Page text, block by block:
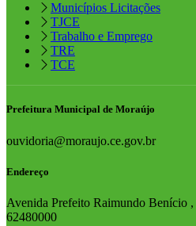
Municípios Licitações
TJCE
Trabalho e Emprego
TRE
TCE
Prefeitura Municipal de Moraújo
ouvidoria@moraujo.ce.gov.br
Endereço
Avenida Prefeito Raimundo Benício
62480000